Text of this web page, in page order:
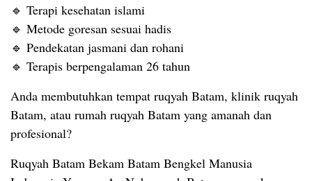
🔹 Terapi kesehatan islami
🔹 Metode goresan sesuai hadis
🔹 Pendekatan jasmani dan rohani
🔹 Terapis berpengalaman 26 tahun
Anda membutuhkan tempat ruqyah Batam, klinik ruqyah
Batam, atau rumah ruqyah Batam yang amanah dan
profesional?
Ruqyah Batam Bekam Batam Bengkel Manusia